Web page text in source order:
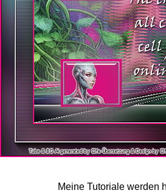
Meine Tutoriale werden